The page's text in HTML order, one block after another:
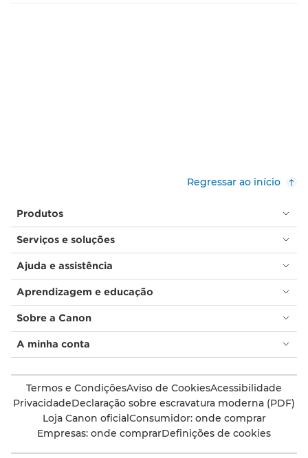
Regressar ao início
Produtos
Serviços e soluções
Ajuda e assistência
Aprendizagem e educação
Sobre a Canon
A minha conta
Termos e CondiçõesAviso de CookiesAcessibilidade
PrivacidadeDeclaração sobre escravatura moderna (PDF)
Loja Canon oficialConsumidor: onde comprar
Empresas: onde comprarDefinições de cookies